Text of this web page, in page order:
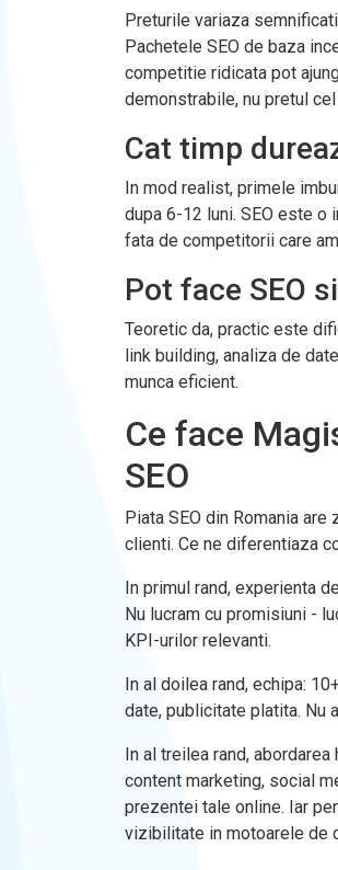
Preturile variaza
Pachetele SEO de baza
competitie ridicata pot
demonstrabile, nu pretul
Cat timp
In mod realist, primele
dupa 6-12 luni. SEO este
fata de competitorii care
Pot face SEO
Teoretic da, practic este
link building, analiza de
munca eficient.
Ce face
SEO
Piata SEO din Romania
clienti. Ce ne diferentiaza
In primul rand, experienta
Nu lucram cu promisiuni -
KPI-urilor relevanti.
In al doilea rand, echipa:
date, publicitate platita. Nu
In al treilea rand,
content marketing, social
prezentei tale online. Iar
vizibilitate in motoarele de